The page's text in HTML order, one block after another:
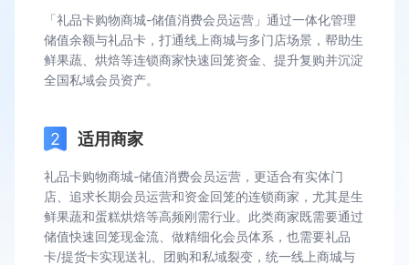
「礼品卡购物商城-储值消费会员运营」通过一体化管理
储值余额与礼品卡，打通线上商城与多门店场景，帮助生
鲜果蔬、烘焙等连锁商家快速回笼资金、提升复购并沉淀
全国私域会员资产。
适用商家
礼品卡购物商城-储值消费会员运营，更适合有实体门
店、追求长期会员运营和资金回笼的连锁商家，尤其是生
鲜果蔬和蛋糕烘焙等高频刚需行业。此类商家既需要通过
储值快速回笼现金流、做精细化会员体系，也需要礼品
卡/提货卡实现送礼、团购和私域裂变，统一线上商城与